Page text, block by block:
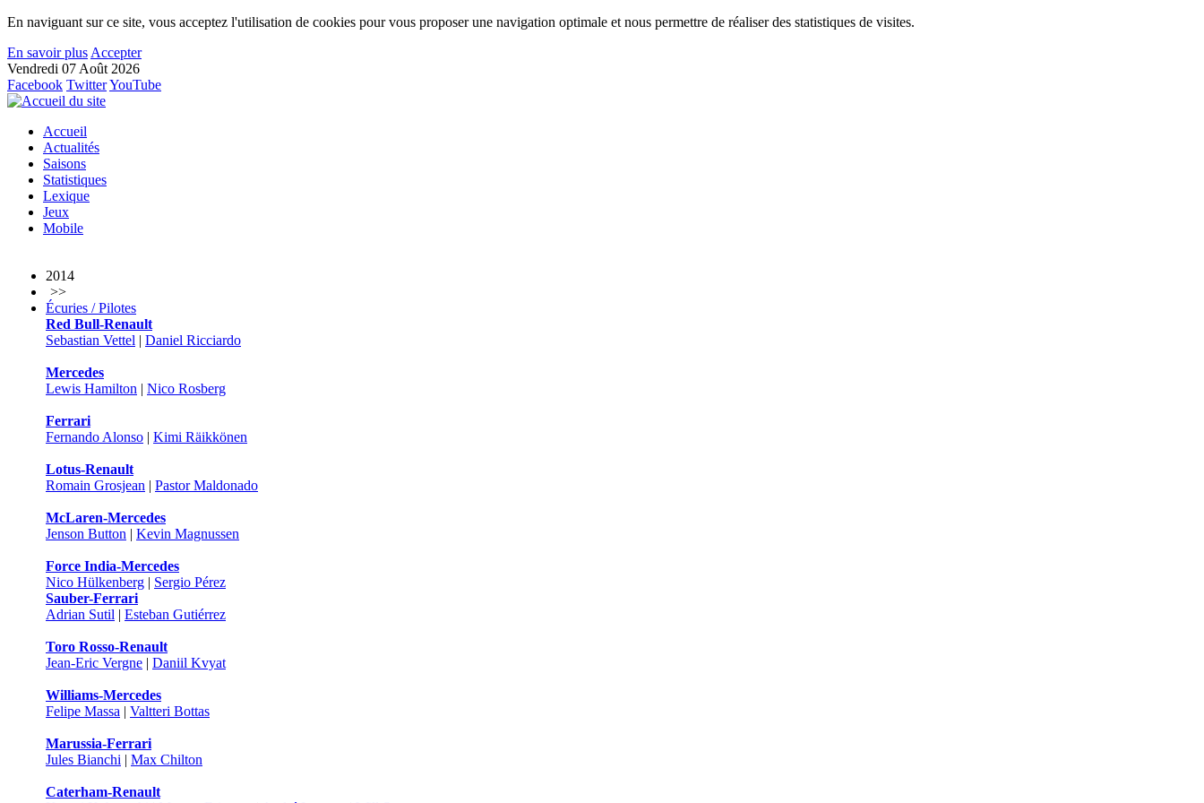
En naviguant sur ce site, vous acceptez l'utilisation de cookies pour vous proposer une navigation optimale et nous permettre de réaliser des statistiques de visites.
En savoir plus Accepter
Vendredi 07 Août 2026
Facebook TwitterYouTube
Accueil
Actualités
Saisons
Statistiques
Lexique
Jeux
Mobile
2014
>>
Écuries / Pilotes
Red Bull-Renault
Sebastian Vettel | Daniel Ricciardo
Mercedes
Lewis Hamilton | Nico Rosberg
Ferrari
Fernando Alonso | Kimi Räikkönen
Lotus-Renault
Romain Grosjean | Pastor Maldonado
McLaren-Mercedes
Jenson Button | Kevin Magnussen
Force India-Mercedes
Nico Hülkenberg | Sergio Pérez
Sauber-Ferrari
Adrian Sutil | Esteban Gutiérrez
Toro Rosso-Renault
Jean-Eric Vergne | Daniil Kvyat
Williams-Mercedes
Felipe Massa | Valtteri Bottas
Marussia-Ferrari
Jules Bianchi | Max Chilton
Caterham-Renault